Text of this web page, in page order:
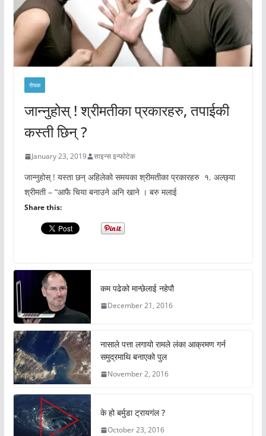
रोचक
जान्नुहोस् ! श्रीमतीका प्रकारहरु, तपाईकी
कस्ती छिन् ?
January 23, 2019 साइन्स इन्फोटेक
जान्नुहोस् ! यस्ता छन् अहिलेको समयका श्रीमतीका प्रकारहरु १. अल्छ्या
श्रीमती – “आफै चिया बनाउने अनि खाने । बरु मलाई
Share this:
कम पढेको मान्छेलाई नहेपौ
December 21, 2016
नासाले पत्ता लगायो रामले लंका आक्रमण गर्न
समुद्रमाथि बनाएको पुल
November 2, 2016
के हो बर्मुडा ट्रायगंल ?
October 23, 2016